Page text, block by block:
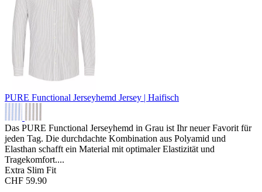
PURE Functional Jerseyhemd Jersey | Haifisch
Das PURE Functional Jerseyhemd in Grau ist Ihr neuer Favorit für
jeden Tag. Die durchdachte Kombination aus Polyamid und
Elasthan schafft ein Material mit optimaler Elastizität und
Tragekomfort....
Extra Slim Fit
CHF 59.90